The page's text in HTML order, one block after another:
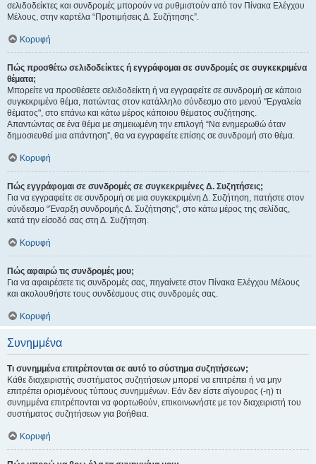
σελιδοδείκτες και συνδρομές μπορούν να ρυθμιστούν από τον Πίνακα Ελέγχου
Μέλους, στην καρτέλα “Προτιμήσεις Δ. Συζήτησης”.
Κορυφή
Πώς προσθέτω σελιδοδείκτες ή εγγράφομαι σε συνδρομές σε συγκεκριμένα
θέματα;
Μπορείτε να προσθέσετε σελιδοδείκτη ή να εγγραφείτε σε συνδρομή σε κάποιο
συγκεκριμένο θέμα, πατώντας στον κατάλληλο σύνδεσμο στο μενού "Εργαλεία
θέματος", στο επάνω και κάτω μέρος κάποιου θέματος συζήτησης.
Απαντώντας σε ένα θέμα με σημειωμένη την επιλογή “Να ενημερωθώ όταν
δημοσιευθεί μια απάντηση”, θα να εγγραφείτε επίσης σε συνδρομή στο θέμα.
Κορυφή
Πώς εγγράφομαι σε συνδρομές σε συγκεκριμένες Δ. Συζητήσεις;
Για να εγγραφείτε σε συνδρομή σε μια συγκεκριμένη Δ. Συζήτηση, πατήστε στον
σύνδεσμο “Έναρξη συνδρομής Δ. Συζήτησης”, στο κάτω μέρος της σελίδας,
κατά την είσοδό σας στη Δ. Συζήτηση.
Κορυφή
Πώς αφαιρώ τις συνδρομές μου;
Για να αφαιρέσετε τις συνδρομές σας, πηγαίνετε στον Πίνακα Ελέγχου Μέλους
και ακολουθήστε τους συνδέσμους στις συνδρομές σας.
Κορυφή
Συνημμένα
Τι συνημμένα επιτρέπονται σε αυτό το σύστημα συζητήσεων;
Κάθε διαχειριστής συστήματος συζητήσεων μπορεί να επιτρέπει ή να μην
επιτρέπει ορισμένους τύπους συνημμένων. Εάν δεν είστε σίγουρος (-η) τι
συνημμένα επιτρέπονται να φορτωθούν, επικοινωνήστε με τον διαχειριστή του
συστήματος συζητήσεων για βοήθεια.
Κορυφή